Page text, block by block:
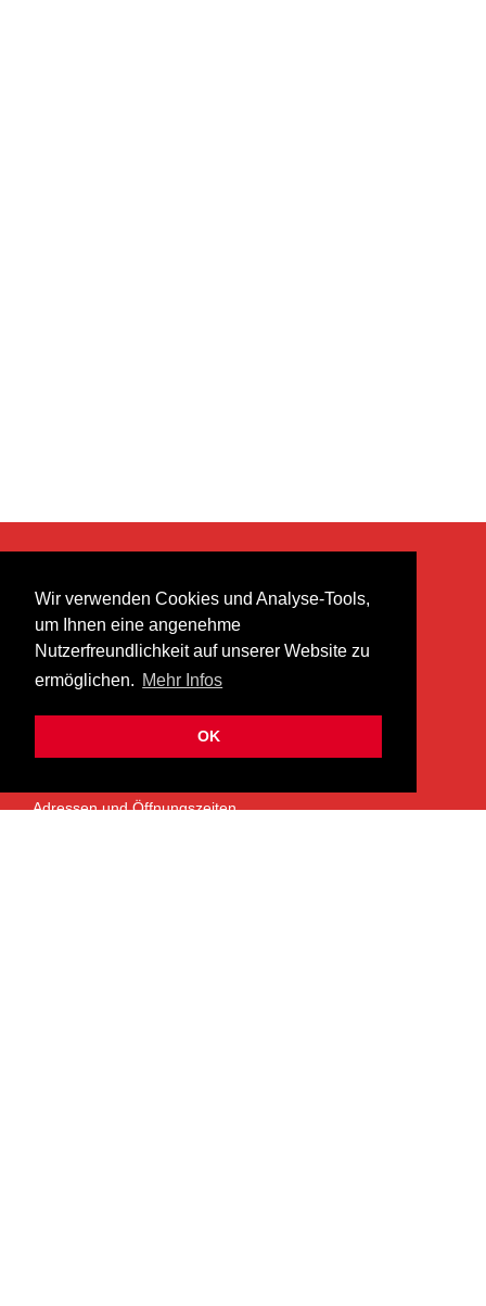
Wir verwenden Cookies und Analyse-Tools,
um Ihnen eine angenehme
Nutzerfreundlichkeit auf unserer Website zu
ermöglichen. Mehr Infos
OK
heer musik ag
Lättenstrasse 35
8952 Schlieren
info@heermusic.com
ÜBER UNS
Adressen und Öffnungszeiten